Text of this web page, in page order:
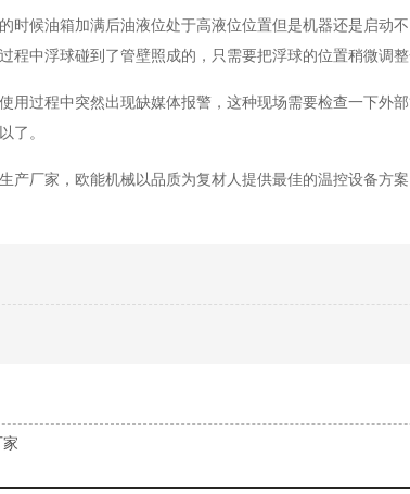
时候油箱加满后油液位处于高液位位置但是机器还是启动
中浮球碰到了管壁照成的，只需要把浮球的位置稍微调整
用过程中突然出现缺媒体报警，这种现场需要检查一下外
了。
厂家，欧能机械以品质为复材人提供最佳的温控设备方案